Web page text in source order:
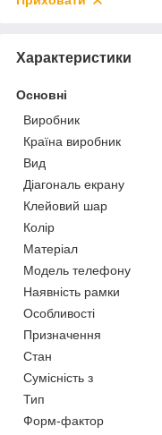
Характеристики
Основні
Виробник
Країна виробник
Вид
Діагональ екрану
Клейовий шар
Колір
Матеріал
Модель телефону
Наявність рамки
Особливості
Призначення
Стан
Сумісність з
Тип
Форм-фактор